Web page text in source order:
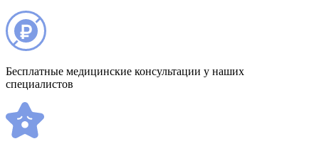
Бесплатные медицинские консультации у наших
специалистов